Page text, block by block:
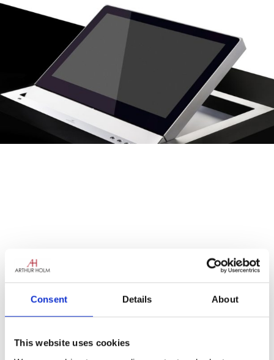
Consent Details About
This website uses cookies